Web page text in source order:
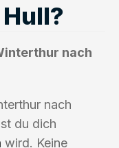
nach
nach
du dich
wird. Keine